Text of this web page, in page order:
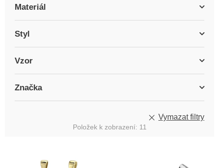
Materiál
Styl
Vzor
Značka
Vymazat filtry
Položek k zobrazení: 11